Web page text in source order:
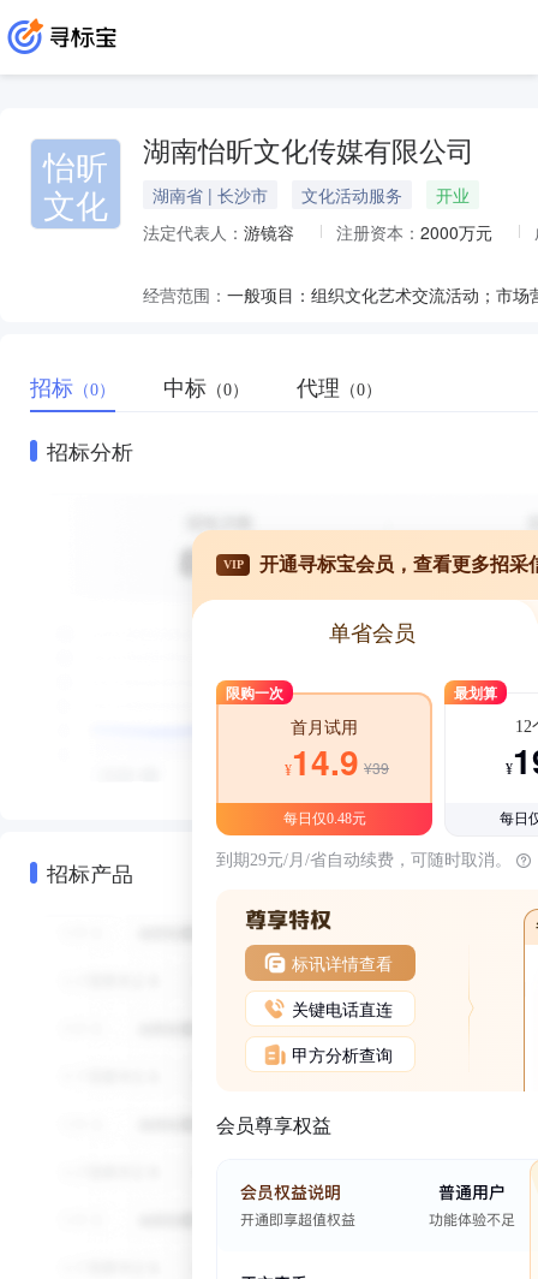
怡昕
文化
湖南怡昕文化传媒有限公司
湖南省 | 长沙市 文化活动服务
开业
法定代表人： 游镜容 注册资本： 2000万元
经营范围：
招标 （0） 中标 （0） 代理 （0）
招标分析
招标产品
VIP 开通寻标宝会员，查看更多招采
单省会员
限购一次
首月试用
¥14.9 ¥39
每日仅0.48元
最划算
12
¥
每日
到期29元/月/省自动续费，可随时取消。
标讯详情查看
关键电话直连
甲方分析查询
会员尊享权益